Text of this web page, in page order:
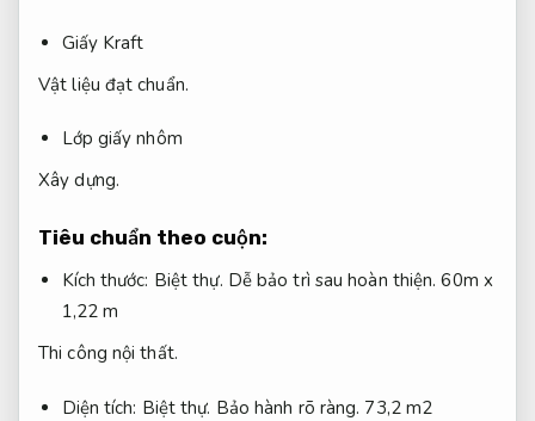
Giấy Kraft
Vật liệu đạt chuẩn.
Lớp giấy nhôm
Xây dựng.
Tiêu chuẩn theo cuộn:
Kích thước: Biệt thự. Dễ bảo trì sau hoàn thiện. 60m x
1,22 m
Thi công nội thất.
Diện tích: Biệt thự. Bảo hành rõ ràng. 73,2 m2